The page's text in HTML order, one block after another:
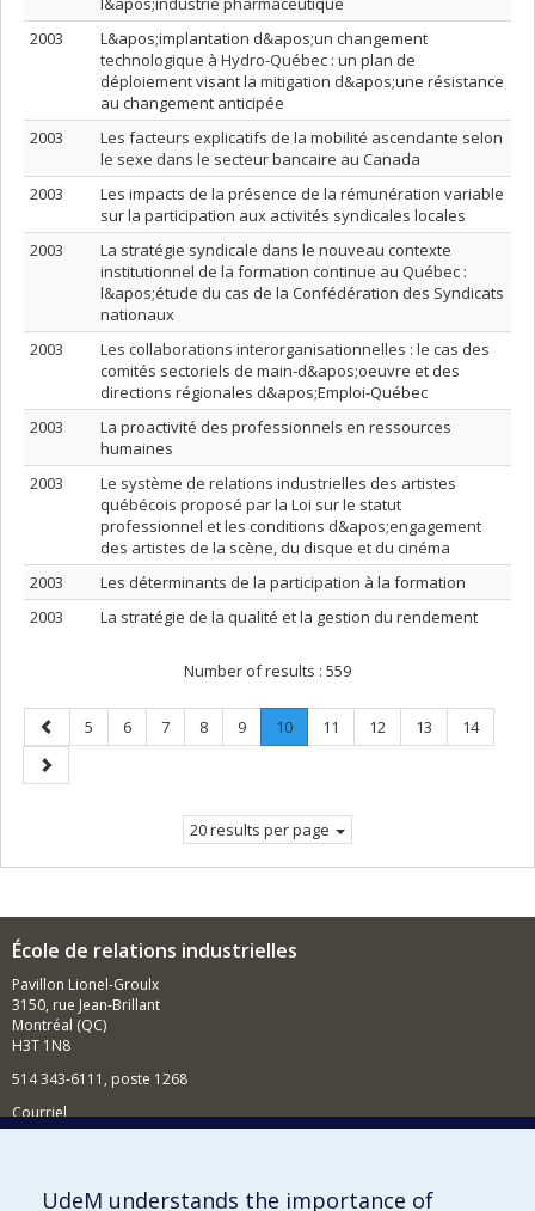
2003
L&apos;implantation d&apos;un changement
technologique à Hydro-Québec : un plan de
déploiement visant la mitigation d&apos;une résistance
au changement anticipée
2003
Les facteurs explicatifs de la mobilité ascendante selon
le sexe dans le secteur bancaire au Canada
2003
Les impacts de la présence de la rémunération variable
sur la participation aux activités syndicales locales
2003
La stratégie syndicale dans le nouveau contexte
institutionnel de la formation continue au Québec :
l&apos;étude du cas de la Confédération des Syndicats
nationaux
2003
Les collaborations interorganisationnelles : le cas des
comités sectoriels de main-d&apos;oeuvre et des
directions régionales d&apos;Emploi-Québec
2003
La proactivité des professionnels en ressources
humaines
2003
Le système de relations industrielles des artistes
québécois proposé par la Loi sur le statut
professionnel et les conditions d&apos;engagement
des artistes de la scène, du disque et du cinéma
2003
Les déterminants de la participation à la formation
2003
La stratégie de la qualité et la gestion du rendement
Number of results : 559
Previous
page
Page
5 Page
6 Page
7 Page
8 Page
9 Page
10.
Current
Page
11 Page
12 Page
13 Page
14
Next
page
20 results per page
École de relations industrielles
Pavillon Lionel-Groulx
3150, rue Jean-Brillant
Montréal (QC)
H3T 1N8
514 343-6111, poste 1268
Courriel
Comment soutenir l'École?
UdeM understands the importance of